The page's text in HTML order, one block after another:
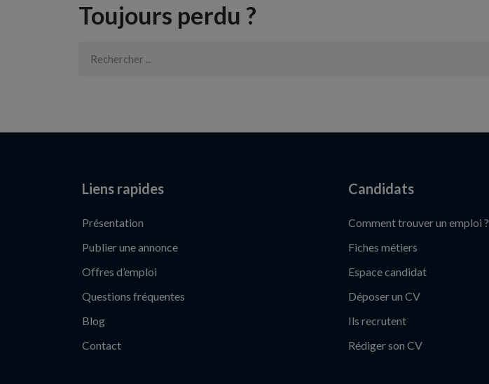
Toujours perdu ?
Liens rapides
Présentation
Publier une annonce
Offres d’emploi
Questions fréquentes
Blog
Contact
Candidats
Comment trouver un emploi ?
Fiches métiers
Espace candidat
Déposer un CV
Ils recrutent
Rédiger son CV